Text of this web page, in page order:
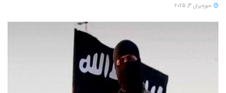
حوزه‌یران 3, 2025